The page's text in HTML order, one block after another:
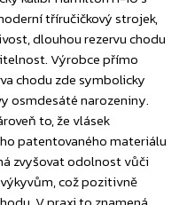
tříručičkový strojek,
dlouhou rezervu chodu
Výrobce přímo
chodu zde symbolicky
osmdesáté narozeniny.
to, že vlásek
patentovaného materiálu
zvyšovat odolnost vůči
což pozitivně